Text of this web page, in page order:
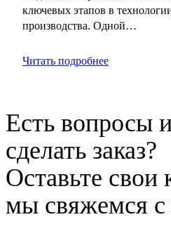
ключевых этапов в
производства. Одной…
Читать подробнее
Есть вопросы
сделать заказ?
Оставьте свои
мы свяжемся с